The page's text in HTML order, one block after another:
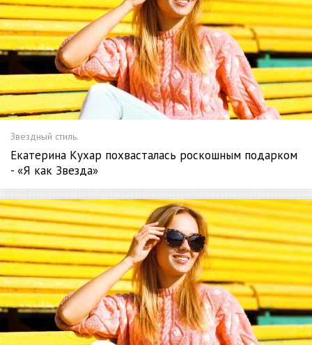
Звездный стиль.
Екатерина Кухар похвасталась роскошным подарком
- «Я как Звезда»